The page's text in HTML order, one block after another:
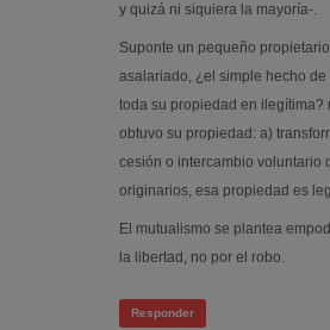
y quizá ni siquiera la mayoría-.
Suponte un pequeño
asalariado, ¿el simple hecho
toda su propiedad en ilegítima?
obtuvo su propiedad: a)
cesión o intercambio voluntario
originarios, esa propiedad es
El mutualismo se plantea
la libertad, no por el robo.
Responder